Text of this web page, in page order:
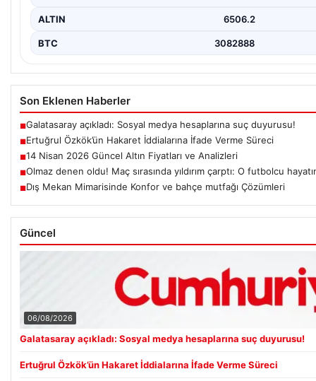
ALTIN 6506.2
BTC 3082888
Son Eklenen Haberler
■Galatasaray açıkladı: Sosyal medya hesaplarına suç duyurusu!
■Ertuğrul Özkök’ün Hakaret İddialarına İfade Verme Süreci
■14 Nisan 2026 Güncel Altın Fiyatları ve Analizleri
■Olmaz denen oldu! Maç sırasında yıldırım çarptı: O futbolcu
■Dış Mekan Mimarisinde Konfor ve bahçe mutfağı Çözümleri
Güncel
06/08/2026
Galatasaray açıkladı: Sosyal medya hesaplarına suç duyurusu!
Ertuğrul Özkök’ün Hakaret İddialarına İfade Verme Süreci